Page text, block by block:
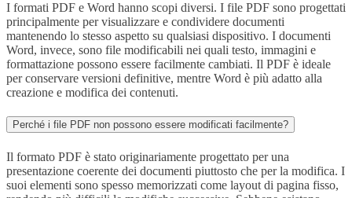
I formati PDF e Word hanno scopi diversi. I file PDF sono progettati
principalmente per visualizzare e condividere documenti
mantenendo lo stesso aspetto su qualsiasi dispositivo. I documenti
Word, invece, sono file modificabili nei quali testo, immagini e
formattazione possono essere facilmente cambiati. Il PDF è ideale
per conservare versioni definitive, mentre Word è più adatto alla
creazione e modifica dei contenuti.
Perché i file PDF non possono essere modificati facilmente?
Il formato PDF è stato originariamente progettato per una
presentazione coerente dei documenti piuttosto che per la modifica. I
suoi elementi sono spesso memorizzati come layout di pagina fisso,